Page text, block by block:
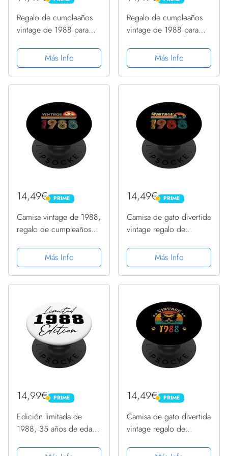
Regalo de cumpleaños
vintage de 1988 para
palma retro de 35 años
PopSockets PopGrip
Intercambiable
Más Info
Regalo de cumpleaños
vintage de 1988 para
palma retro de 35 años
PopSockets PopGrip
Intercambiable
Más Info
14,49€ PRIME
PRIME
Camisa vintage de 1988,
regalo de cumpleaños
de 35 años PopSockets
PopGrip Intercambiable
Más Info
14,49€ PRIME
PRIME
Camisa de gato divertida
vintage regalo de
hombres mujeres 35
años PopSockets
PopGrip Intercambiable
Más Info
14,99€ PRIME
PRIME
Edición limitada de
1988, 35 años de edad,
cumpleaños PopSockets
14,49€ PRIME
PRIME
Camisa de gato divertida
vintage regalo de
hombres mujeres 35